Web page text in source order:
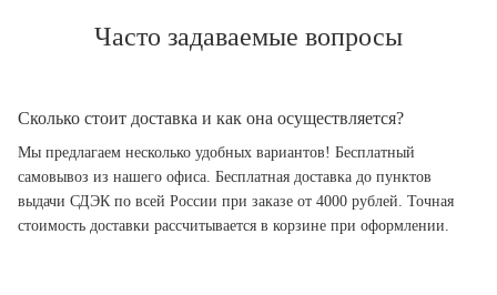
Часто задаваемые вопросы
Сколько стоит доставка и как она осуществляется?
Мы предлагаем несколько удобных вариантов! Бесплатный
самовывоз из нашего офиса. Бесплатная доставка до пунктов
выдачи СДЭК по всей России при заказе от 4000 рублей. Точная
стоимость доставки рассчитывается в корзине при оформлении.